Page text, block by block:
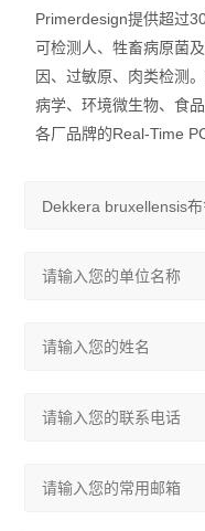
Primerdesign提供超过
可检测人、牲畜病原菌
因、过敏原、肉类检测
病学、环境微生物、食
各厂品牌的Real-Time